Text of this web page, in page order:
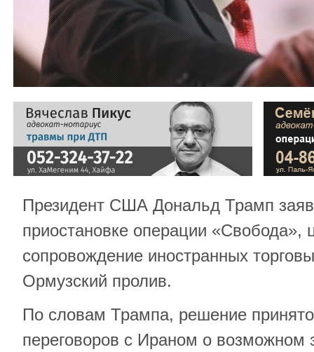
Президент США Дональд Трамп
приостановке операции «Свобода»,
сопровождение иностранных
Ормузский пролив.
По словам Трампа, решение
переговоров с Ираном о возможном